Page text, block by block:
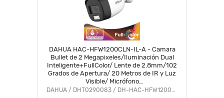
DAHUA HAC-HFW1200CLN-IL-A - Camara
Bullet de 2 Megapixeles/Iluminación Dual
Inteligente+FullColor/ Lente de 2.8mm/102
Grados de Apertura/ 20 Metros de IR y Luz
Visible/ Micrófono
Integrado/IP67/Soporta:CVI/CVBS/AHD/TVI/#VolDH
DAHUA / DHT0290083 / DH-HAC-HFW1200CLN-IL-A